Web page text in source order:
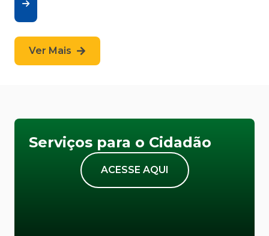
Ver Mais
Serviços para o Cidadão
ACESSE AQUI